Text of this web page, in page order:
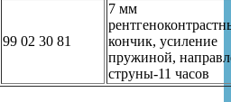
99 02 30 81
7 мм
кончик, усиление
пружиной,
струны-11 часов